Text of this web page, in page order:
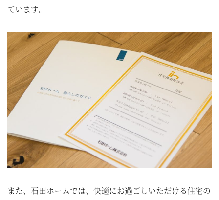
ています。
また、石田ホームでは、快適にお過ごしいただける住宅の